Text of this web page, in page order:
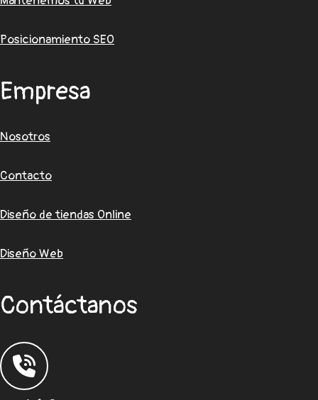
Posicionamiento SEO
Empresa
Nosotros
Contacto
Diseño de tiendas Online
Diseño Web
Contáctanos